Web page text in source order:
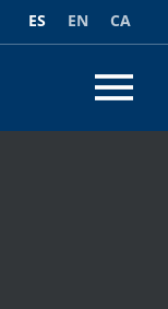
CA
EN
ES